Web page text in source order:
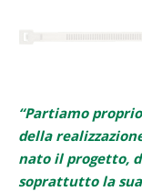
“Partiamo
della
nato il progetto,
soprattutto la